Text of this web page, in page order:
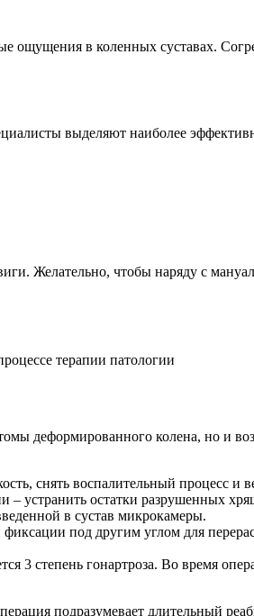
ощущения в коленных суставах.
выделяют наиболее
Желательно, чтобы наряду с
терапии патологии
деформированного колена, но и
снять воспалительный процесс и
устранить остатки разрушенных
в сустав микрокамеры.
под другим углом для
3 степень гонартроза. Во время
подразумевает длительный